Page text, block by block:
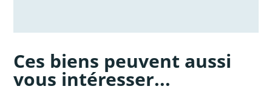
Ces biens peuvent aussi
vous intéresser...